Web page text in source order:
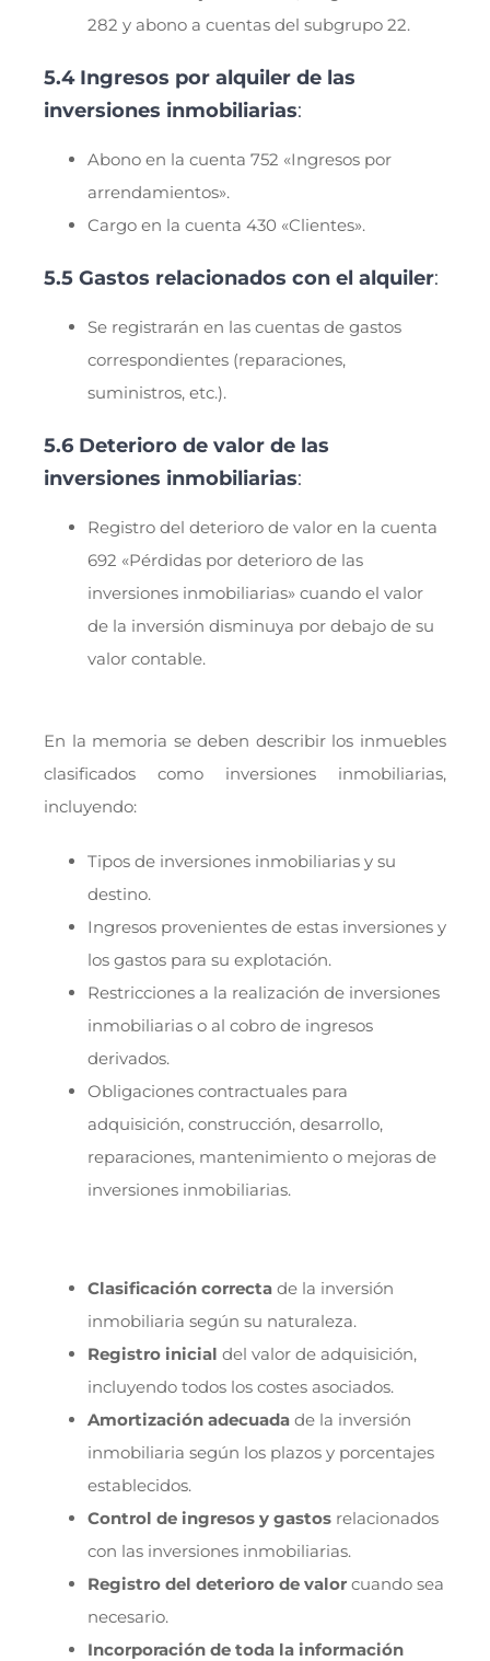
282 y abono a cuentas del subgrupo 22.
5.4 Ingresos por alquiler de las
inversiones inmobiliarias:
Abono en la cuenta 752 «Ingresos por
arrendamientos».
Cargo en la cuenta 430 «Clientes».
5.5 Gastos relacionados con el alquiler:
Se registrarán en las cuentas de gastos
correspondientes (reparaciones,
suministros, etc.).
5.6 Deterioro de valor de las
inversiones inmobiliarias:
Registro del deterioro de valor en la cuenta
692 «Pérdidas por deterioro de las
inversiones inmobiliarias» cuando el valor
de la inversión disminuya por debajo de su
valor contable.
En la memoria se deben describir los inmuebles
clasificados como inversiones inmobiliarias,
incluyendo:
Tipos de inversiones inmobiliarias y su
destino.
Ingresos provenientes de estas inversiones y
los gastos para su explotación.
Restricciones a la realización de inversiones
inmobiliarias o al cobro de ingresos
derivados.
Obligaciones contractuales para
adquisición, construcción, desarrollo,
reparaciones, mantenimiento o mejoras de
inversiones inmobiliarias.
Clasificación correctade la inversión
inmobiliaria según su naturaleza.
Registro inicial del valor de adquisición,
incluyendo todos los costes asociados.
Amortización adecuadade la inversión
inmobiliaria según los plazos y porcentajes
establecidos.
Control de ingresos y gastosrelacionados
con las inversiones inmobiliarias.
Registro del deterioro de valorcuando sea
necesario.
Incorporación de toda la información